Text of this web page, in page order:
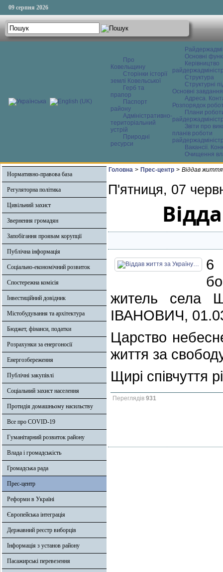
09 серпня 2026
Про
Ковельщину
Сторінки історії
землі Ковельської
Герб та
прапор
Паспорт
району
Адміністративно-
територіальний
устрій
Природні
ресурси
Основні
Керівництво
Структура
Структурні
Основні завдання
Адреса.
Розпорядок
Плани
Звіти про
планів роботи
Вакансії.
Очищення
Нормативно-правова база
Регуляторна політика
Цивільний захист
Звернення громадян
Запобігання проявам корупції
Публічна інформація
Соціально-економічний розвиток
Спостережна комісія
Інвестиційний довідник
Містобудування та архітектура
Бюджет, фінанси, податки
Розрахунки за енергоносії
Енергозбереження
Публічні закупівлі
Соціальний захист населення
Протидія домашньому насильству
Все про COVID-19
Гуманітарний розвиток району
Влада і громадськість
Громадська рада
Прес-центр
Реформи в Україні
Європейська інтеграція
Державний реєстр виборців
Інформація з установ району
Пасажирські перевезення
Головна > Прес-центр > Віддав
П'ятниця, 07
6
житель села
ІВАНОВИЧ,
Царство
життя за
Щирі співчуття
Переглядів 931